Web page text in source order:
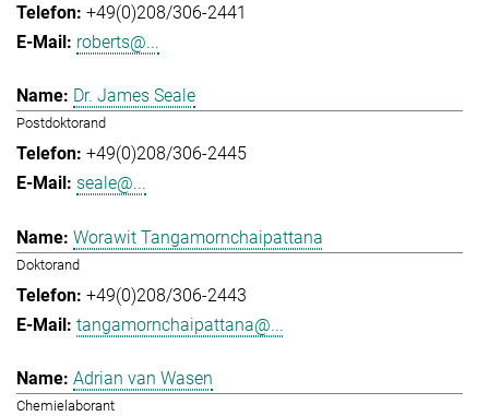
+49(0)208/306-2441
roberts@...
Dr. James Seale
Postdoktorand
+49(0)208/306-2445
seale@...
Worawit Tangamornchaipattana
Doktorand
+49(0)208/306-2443
tangamornchaipattana@...
Adrian van Wasen
Chemielaborant